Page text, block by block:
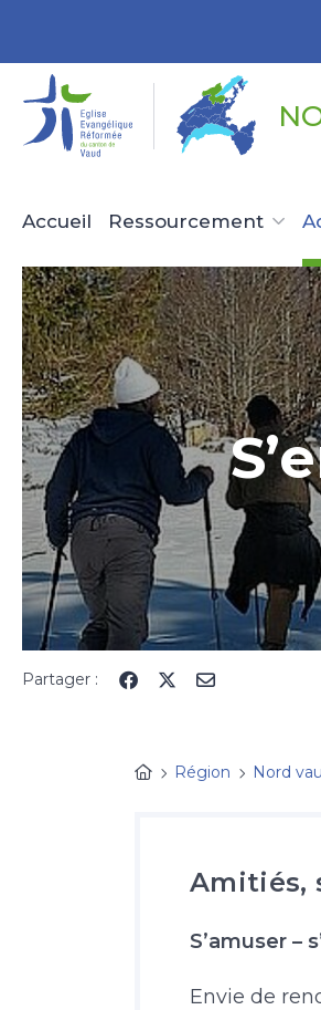
Accueil Ressourcement
Partager :
Région Nord
Amitiés,
S’amuser –
Envie de